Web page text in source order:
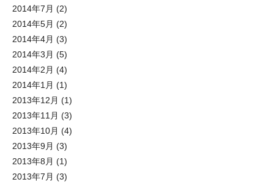
2014年7月 (2)
2014年5月 (2)
2014年4月 (3)
2014年3月 (5)
2014年2月 (4)
2014年1月 (1)
2013年12月 (1)
2013年11月 (3)
2013年10月 (4)
2013年9月 (3)
2013年8月 (1)
2013年7月 (3)